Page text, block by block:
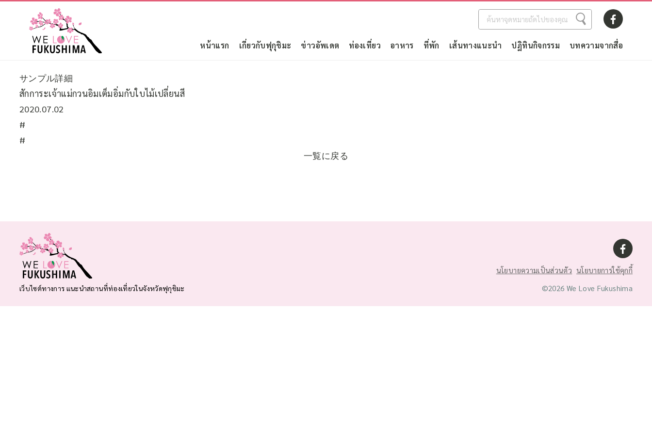
หน้าแรก เกี่ยวกับฟุกุชิมะ ข่าวอัพเดต ท่องเที่ยว อาหาร ที่พัก เส้นทางแนะนำ ปฏิทินกิจกรรม บทความจากสื่อ
サンプル詳細
สักการะเจ้าแม่กวนอิมเต็มอิ่มกับใบไม้เปลี่ยนสี
2020.07.02
#
#
一覧に戻る
เว็บไซต์ทางการ แนะนำสถานที่ท่องเที่ยวในจังหวัดฟุกุชิมะ
นโยบายความเป็นส่วนตัว นโยบายการใช้คุกกี้
©2026 We Love Fukushima